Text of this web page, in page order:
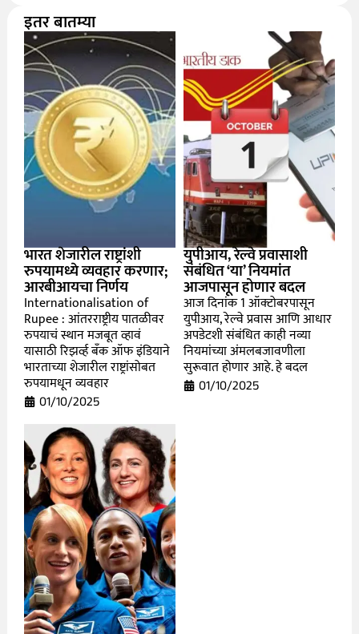
इतर बातम्या
भारत शेजारील राष्ट्रांशी
रुपयामध्ये व्यवहार करणार;
आरबीआयचा निर्णय
Internationalisation of
Rupee : आंतरराष्ट्रीय पातळीवर
रुपयाचं स्थान मजबूत व्हावं
यासाठी रिझर्व्ह बँक ऑफ इंडियाने
भारताच्या शेजारील राष्ट्रांसोबत
रुपयामधून व्यवहार
01/10/2025
युपीआय, रेल्वे प्रवासाशी
संबंधित ‘या’ नियमांत
आजपासून होणार बदल
आज दिनांक 1 ऑक्टोबरपासून
युपीआय, रेल्वे प्रवास आणि आधार
अपडेटशी संबंधित काही नव्या
नियमांच्या अंमलबजावणीला
सुरूवात होणार आहे. हे बदल
01/10/2025